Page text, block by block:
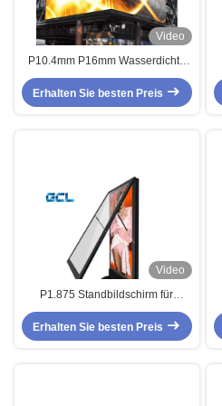
Video
P10.4mm P16mm Wasserdichte
Außenwerbebildschirm Hersteller
chinesischer Herkunft
Erhalten Sie besten Preis
Video
P1.875 Standbildschirm für
Werbung
Erhalten Sie besten Preis